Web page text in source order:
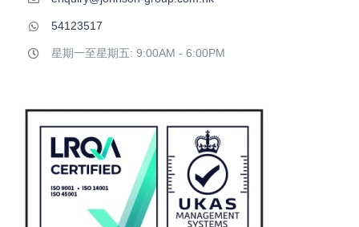
54123517
星期一至星期五: 9:00AM - 6:00PM